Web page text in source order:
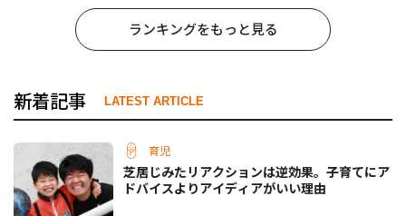
ランキングをもっと見る
新着記事 LATEST ARTICLE
育児
芝居じみたリアクションは逆効果。子育てにア
ドバイスよりアイディアがいい理由